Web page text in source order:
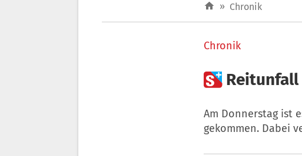
» Chronik
Chronik
 Reitunfall
Am Donnerstag ist
gekommen. Dabei